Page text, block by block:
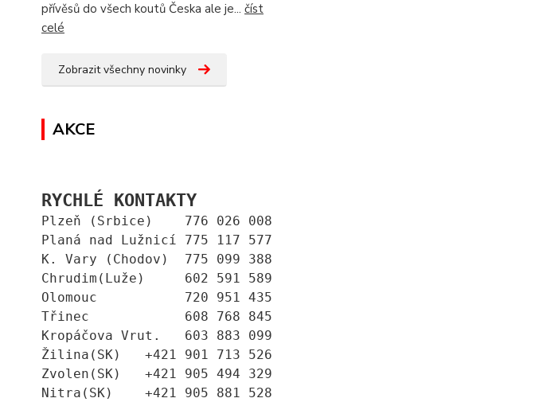
přívěsů do všech koutů Česka ale je... číst
celé
Zobrazit všechny novinky
AKCE
RYCHLÉ KONTAKTY
Plzeň (Srbice)    776 026 008
Planá nad Lužnicí 775 117 577
K. Vary (Chodov)  775 099 388
Chrudim(Luže)     602 591 589
Olomouc           720 951 435
Třinec            608 768 845
Kropáčova Vrut.   603 883 099
Žilina(SK)   +421 901 713 526
Zvolen(SK)   +421 905 494 329
Nitra(SK)    +421 905 881 528